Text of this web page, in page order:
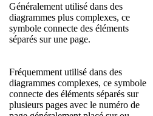
Généralement utilisé dans des
diagrammes plus complexes, ce
symbole connecte des éléments
séparés sur une page.
Fréquemment utilisé dans des
diagrammes complexes, ce symbole
connecte des éléments séparés sur
plusieurs pages avec le numéro de